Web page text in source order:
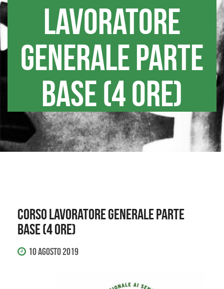
lavoratore
generale parte
base (4 ore)
Corso lavoratore generale parte
base (4 ore)
10 Agosto 2019